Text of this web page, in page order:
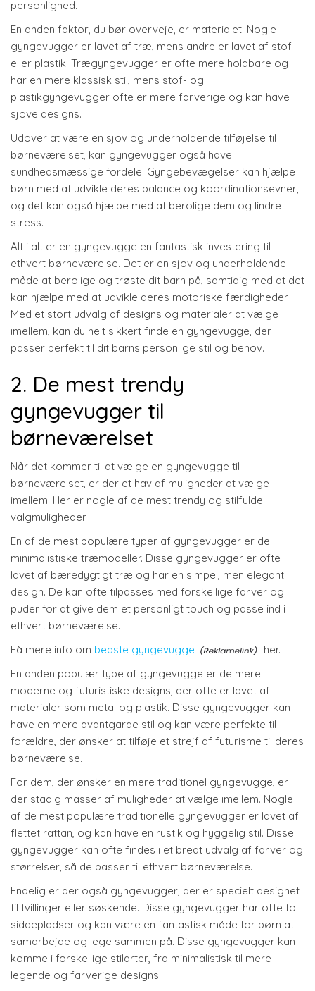
personlighed.
En anden faktor, du bør overveje, er materialet. Nogle
gyngevugger er lavet af træ, mens andre er lavet af stof
eller plastik. Trægyngevugger er ofte mere holdbare og
har en mere klassisk stil, mens stof- og
plastikgyngevugger ofte er mere farverige og kan have
sjove designs.
Udover at være en sjov og underholdende tilføjelse til
børneværelset, kan gyngevugger også have
sundhedsmæssige fordele. Gyngebevægelser kan hjælpe
børn med at udvikle deres balance og koordinationsevner,
og det kan også hjælpe med at berolige dem og lindre
stress.
Alt i alt er en gyngevugge en fantastisk investering til
ethvert børneværelse. Det er en sjov og underholdende
måde at berolige og trøste dit barn på, samtidig med at det
kan hjælpe med at udvikle deres motoriske færdigheder.
Med et stort udvalg af designs og materialer at vælge
imellem, kan du helt sikkert finde en gyngevugge, der
passer perfekt til dit barns personlige stil og behov.
2. De mest trendy
gyngevugger til
børneværelset
Når det kommer til at vælge en gyngevugge til
børneværelset, er der et hav af muligheder at vælge
imellem. Her er nogle af de mest trendy og stilfulde
valgmuligheder.
En af de mest populære typer af gyngevugger er de
minimalistiske træmodeller. Disse gyngevugger er ofte
lavet af bæredygtigt træ og har en simpel, men elegant
design. De kan ofte tilpasses med forskellige farver og
puder for at give dem et personligt touch og passe ind i
ethvert børneværelse.
Få mere info om bedste gyngevugge
her.
En anden populær type af gyngevugge er de mere
moderne og futuristiske designs, der ofte er lavet af
materialer som metal og plastik. Disse gyngevugger kan
have en mere avantgarde stil og kan være perfekte til
forældre, der ønsker at tilføje et strejf af futurisme til deres
børneværelse.
For dem, der ønsker en mere traditionel gyngevugge, er
der stadig masser af muligheder at vælge imellem. Nogle
af de mest populære traditionelle gyngevugger er lavet af
flettet rattan, og kan have en rustik og hyggelig stil. Disse
gyngevugger kan ofte findes i et bredt udvalg af farver og
størrelser, så de passer til ethvert børneværelse.
Endelig er der også gyngevugger, der er specielt designet
til tvillinger eller søskende. Disse gyngevugger har ofte to
siddepladser og kan være en fantastisk måde for børn at
samarbejde og lege sammen på. Disse gyngevugger kan
komme i forskellige stilarter, fra minimalistisk til mere
legende og farverige designs.